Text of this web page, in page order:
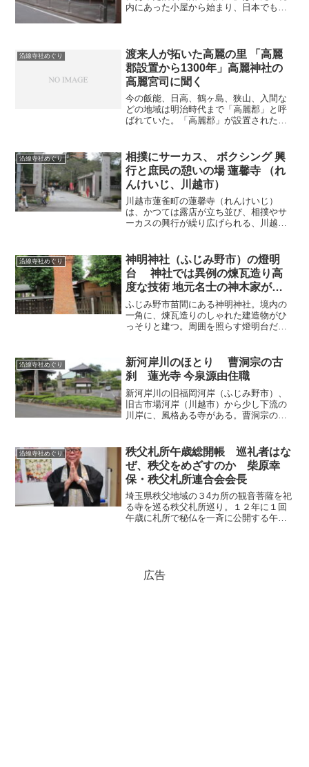
内にあった小屋から始まり、日本でも最
り神が熊野神社だ。中央通...
沿線寺社めぐり
渡来人が拓いた高麗の里 「高麗
郡設置から1300年」高麗神社の
高麗宮司に聞く
今の飯能、日高、鶴ヶ島、狭山、入間な
どの地域は明治時代まで「高麗郡」と呼
ばれていた。「高麗郡」が設置されたの
社の宮司をつとめる高麗家は、初代郡司
で高句麗の王族であっ...
沿線寺社めぐり
相撲にサーカス、 ボクシング 興
行と庶民の憩いの場 蓮馨寺 （れ
んけいじ、川越市）
川越市蓮雀町の蓮馨寺（れんけいじ）
は、かつては露店が立ち並び、相撲やサ
ーカスの興行が繰り広げられる、川越の
口に位置し、２４時間オープン、憩いの
場であることは変わりない。...
沿線寺社めぐり
神明神社（ふじみ野市）の燈明
台 神社では異例の煉瓦造り高
度な技術 地元名士の神木家が奉
納
ふじみ野市苗間にある神明神社。境内の
一角に、煉瓦造りのしゃれた建造物がひ
っそりと建つ。周囲を照らす燈明台だ。
の燈明台は例がなく、建築技術は高度で
手が込んでいる。ただ、場...
沿線寺社めぐり
新河岸川のほとり 曹洞宗の古
刹 蓮光寺 今泉源由住職
新河岸川の旧福岡河岸（ふじみ野市）、
旧古市場河岸（川越市）から少し下流の
川岸に、風格ある寺がある。曹洞宗の蓮
ある。今泉源由住職にお話をうかがっ
た。鷹狩りの家康にお茶...
沿線寺社めぐり
秩父札所午歳総開帳 巡礼者はな
ぜ、秩父をめざすのか 柴原幸
保・秩父札所連合会会長
埼玉県秩父地域の３4カ所の観音菩薩を祀
る寺を巡る秩父札所巡り。１２年に１回
午歳に札所で秘仏を一斉に公開する午歳
広告